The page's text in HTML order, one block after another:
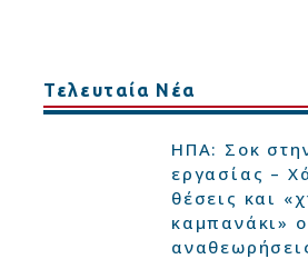
Τελευταία Νέα
ΗΠΑ: Σοκ
εργασίας –
θέσεις και
καμπανάκι»